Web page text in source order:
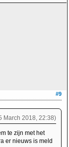
#9
March 2018, 22:38)
te zijn met het
er nieuws is meld